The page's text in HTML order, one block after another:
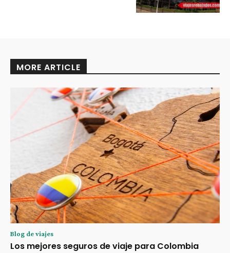
MORE ARTICLE
Blog de viajes
Los mejores seguros de viaje para Colombia